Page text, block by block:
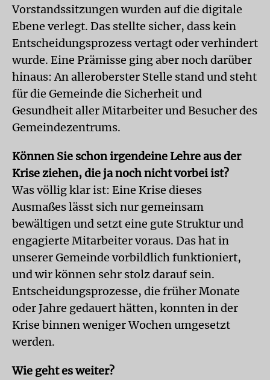
Vorstandssitzungen wurden auf die digitale
Ebene verlegt. Das stellte sicher, dass kein
Entscheidungsprozess vertagt oder verhindert
wurde. Eine Prämisse ging aber noch darüber
hinaus: An alleroberster Stelle stand und steht
für die Gemeinde die Sicherheit und
Gesundheit aller Mitarbeiter und Besucher des
Gemeindezentrums.
Können Sie schon irgendeine Lehre aus der
Krise ziehen, die ja noch nicht vorbei ist?
Was völlig klar ist: Eine Krise dieses
Ausmaßes lässt sich nur gemeinsam
bewältigen und setzt eine gute Struktur und
engagierte Mitarbeiter voraus. Das hat in
unserer Gemeinde vorbildlich funktioniert,
und wir können sehr stolz darauf sein.
Entscheidungsprozesse, die früher Monate
oder Jahre gedauert hätten, konnten in der
Krise binnen weniger Wochen umgesetzt
werden.
Wie geht es weiter?